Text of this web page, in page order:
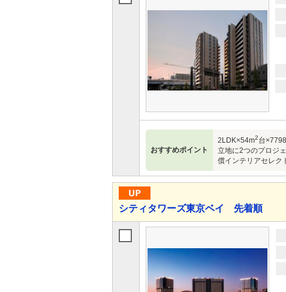
おすすめポイント
2LDK×54m2台
立地に2つのプロジ
償インテリアセレク
シティタワーズ東京ベイ 先着順